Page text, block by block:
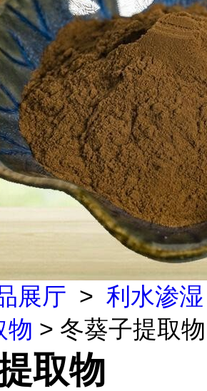
展厅 > 利水渗湿
物 > 冬葵子提取物
取物